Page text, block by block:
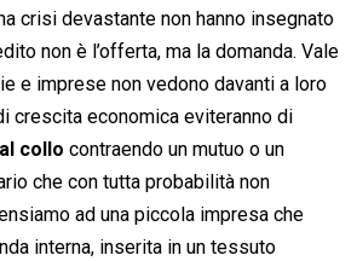
crisi devastante non hanno insegnato
non è l’offerta, ma la domanda. Vale
e imprese non vedono davanti a loro
crescita economica eviteranno di
collo contraendo un mutuo o un
che con tutta probabilità non
ad una piccola impresa che
interna, inserita in un tessuto